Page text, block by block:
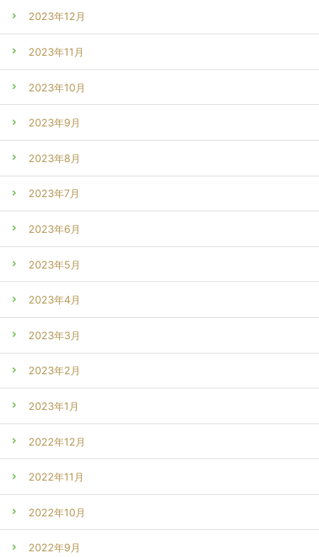
2023年12月
2023年11月
2023年10月
2023年9月
2023年8月
2023年7月
2023年6月
2023年5月
2023年4月
2023年3月
2023年2月
2023年1月
2022年12月
2022年11月
2022年10月
2022年9月